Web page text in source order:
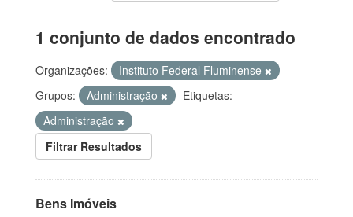
1 conjunto de dados encontrado
Organizações:
Instituto Federal Fluminense
Grupos:
Administração
Etiquetas:
Administração
Filtrar Resultados
Bens Imóveis